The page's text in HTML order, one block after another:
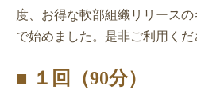
度、お得な軟部組織リリース
で始めました。是非ご利用くだ
■ １回（90分）